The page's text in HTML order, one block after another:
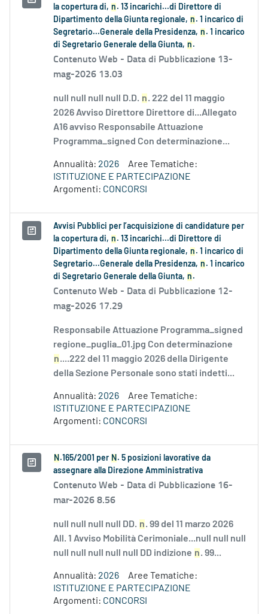
la copertura di, n . 13 incarichi...di Direttore di
Dipartimento della Giunta regionale, n . 1 incarico di
Segretario...Generale della Presidenza, n . 1 incarico
di Segretario Generale della Giunta, n .
Contenuto Web - Data di Pubblicazione 13-
mag-2026 13.03
null null null null D.D. n. 222 del 11 maggio
2026 Avviso Direttore Direttore di...Allegato
A16 avviso Responsabile Attuazione
Programma_signed Con determinazione...
Annualità: 2026
Aree Tematiche:
ISTITUZIONE E PARTECIPAZIONE
Argomenti: CONCORSI
Avvisi Pubblici per l’acquisizione di candidature per
la copertura di, n . 13 incarichi...di Direttore di
Dipartimento della Giunta regionale, n . 1 incarico di
Segretario...Generale della Presidenza, n . 1 incarico
di Segretario Generale della Giunta, n .
Contenuto Web - Data di Pubblicazione 12-
mag-2026 17.29
Responsabile Attuazione Programma_signed
regione_puglia_01.jpg Con determinazione
n....222 del 11 maggio 2026 della Dirigente
della Sezione Personale sono stati indetti...
Annualità: 2026
Aree Tematiche:
ISTITUZIONE E PARTECIPAZIONE
Argomenti: CONCORSI
N .165/2001 per N . 5 posizioni lavorative da
assegnare alla Direzione Amministrativa
Contenuto Web - Data di Pubblicazione 16-
mar-2026 8.56
null null null null DD. n. 99 del 11 marzo 2026
All. 1 Avviso Mobilità Cerimoniale...null null null
null null null null null DD indizione n. 99...
Annualità: 2026
Aree Tematiche:
ISTITUZIONE E PARTECIPAZIONE
Argomenti: CONCORSI